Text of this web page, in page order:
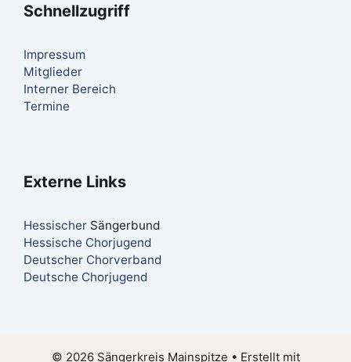
Schnellzugriff
Impressum
Mitglieder
Interner Bereich
Termine
Externe Links
Hessischer Sängerbund
Hessische Chorjugend
Deutscher Chorverband
Deutsche Chorjugend
© 2026 Sängerkreis Mainspitze • Erstellt mit